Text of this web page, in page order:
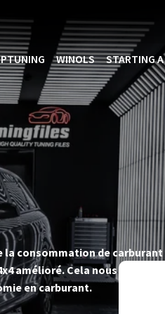
WINOLS STARTING
consommation de carburant
Cela nous permet
en carburant.